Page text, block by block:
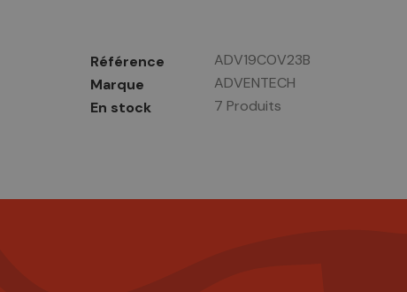
Référence
ADV19COV23B
Marque
ADVENTECH
En stock
7 Produits